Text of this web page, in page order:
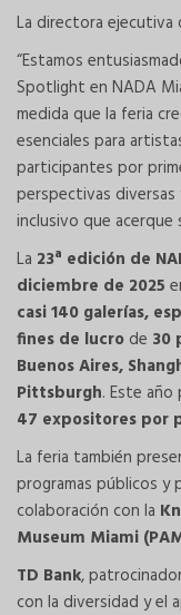
La directora ejecutiva
“Estamos
Spotlight en NADA
medida que la feria
esenciales para
participantes por
perspectivas
inclusivo que acerque
La 23ª edición de
diciembre de 2025
casi 140 galerías,
fines de lucro de 30
Buenos Aires,
Pittsburgh. Este año
47 expositores por
La feria también
programas públicos y
colaboración con la
Museum Miami
TD Bank,
con la diversidad y el